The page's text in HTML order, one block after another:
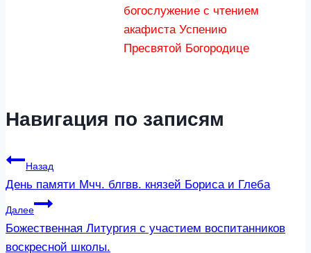
богослужение с чтением
акафиста Успению
Пресвятой Богородице
Навигация по записям
Назад
День памяти Мчч. блгвв. князей Бориса и Глеба
Далее
Божественная Литургия с участием воспитанников
воскресной школы.